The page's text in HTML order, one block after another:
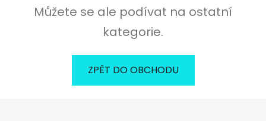
Můžete se ale podívat na ostatní
kategorie.
ZPĚT DO OBCHODU